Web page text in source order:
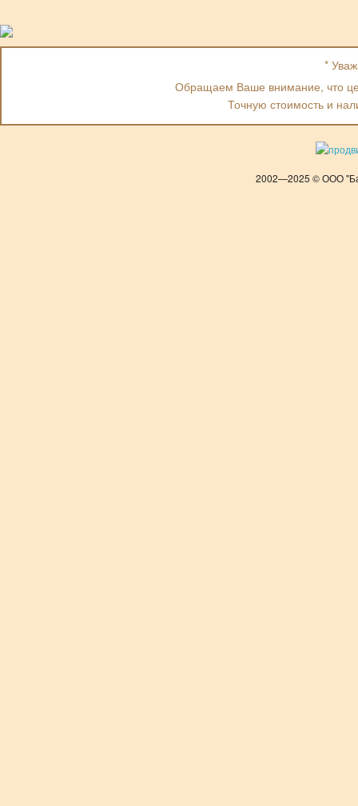
*
Обращаем Ваше внимание, что
Точную стоимость и
2002—2025 © ООО